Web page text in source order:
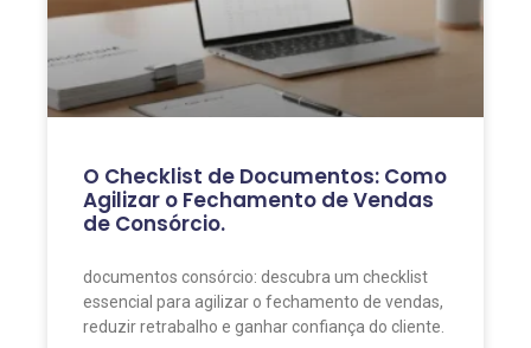
O Checklist de Documentos: Como
Agilizar o Fechamento de Vendas
de Consórcio.
documentos consórcio: descubra um checklist
essencial para agilizar o fechamento de vendas,
reduzir retrabalho e ganhar confiança do cliente.